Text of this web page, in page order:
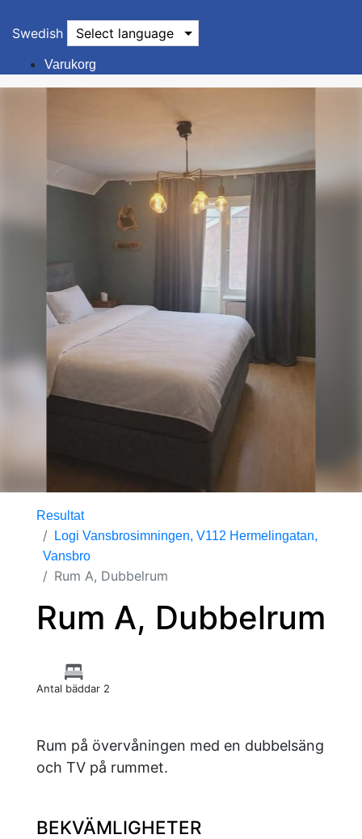
Swedish Select language
Varukorg
Resultat
Logi Vansbrosimningen, V112 Hermelingatan,
Vansbro
Rum A, Dubbelrum
Rum A, Dubbelrum
Antal bäddar 2
Rum på övervåningen med en dubbelsäng
och TV på rummet.
BEKVÄMLIGHETER